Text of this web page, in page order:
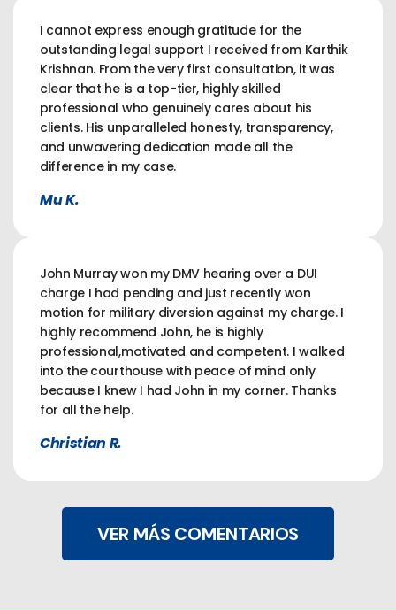
I cannot express enough gratitude for the
outstanding legal support I received from Karthik
Krishnan. From the very first consultation, it was
clear that he is a top-tier, highly skilled
professional who genuinely cares about his
clients. His unparalleled honesty, transparency,
and unwavering dedication made all the
difference in my case.
Mu K.
John Murray won my DMV hearing over a DUI
charge I had pending and just recently won
motion for military diversion against my charge. I
highly recommend John, he is highly
professional,motivated and competent. I walked
into the courthouse with peace of mind only
because I knew I had John in my corner. Thanks
for all the help.
Christian R.
VER MÁS COMENTARIOS